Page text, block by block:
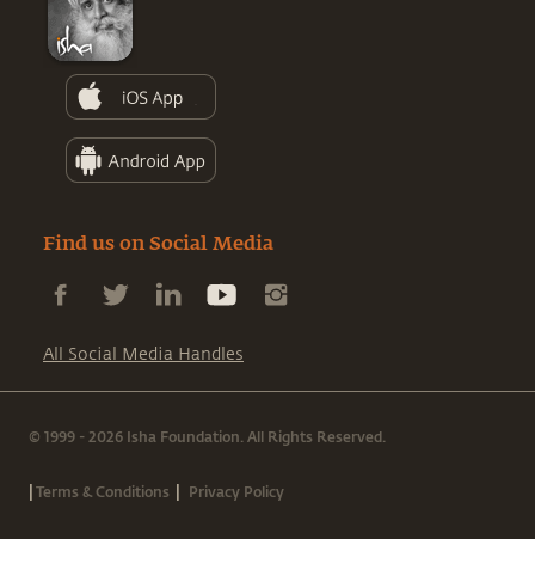
Find us on Social Media
All Social Media Handles
© 1999 - 2026 Isha Foundation. All Rights Reserved.
|Terms & Conditions | Privacy Policy